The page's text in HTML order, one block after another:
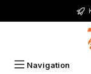
Zum Hauptinhalt
Navigation